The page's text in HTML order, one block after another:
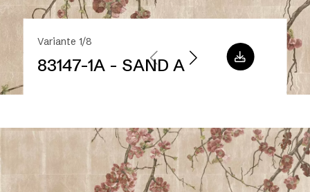
Variante 1/8
83147-1A - SAND A